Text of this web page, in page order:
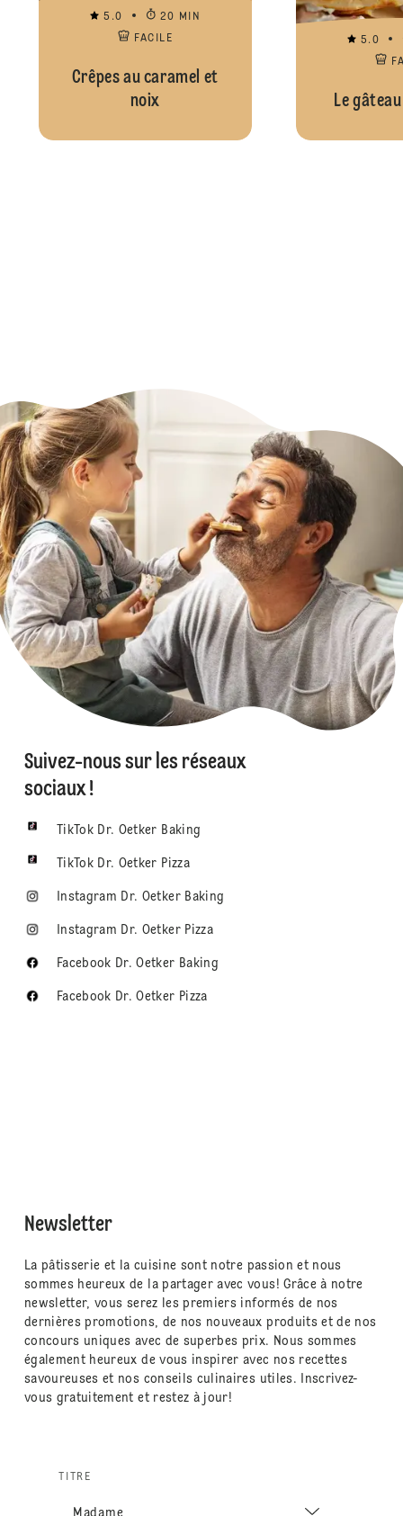
5.0
20 MIN
FACILE
Crêpes au caramel et
noix
5.0
Le
Suivez-nous sur les réseaux
sociaux !
TikTok Dr. Oetker Baking
TikTok Dr. Oetker Pizza
Instagram Dr. Oetker Baking
Instagram Dr. Oetker Pizza
Facebook Dr. Oetker Baking
Facebook Dr. Oetker Pizza
Newsletter
La pâtisserie et la cuisine sont notre passion et nous
sommes heureux de la partager avec vous! Grâce à notre
newsletter, vous serez les premiers informés de nos
dernières promotions, de nos nouveaux produits et de nos
concours uniques avec de superbes prix. Nous sommes
également heureux de vous inspirer avec nos recettes
savoureuses et nos conseils culinaires utiles. Inscrivez-
vous gratuitement et restez à jour!
TITRE